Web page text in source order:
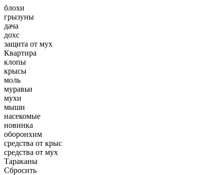
блохи
грызуны
дача
дохс
защита от мух
Квартира
клопы
крысы
моль
муравьи
мухи
мыши
насекомые
новинка
оборонхим
средства от крыс
средства от мух
Тараканы
Сбросить